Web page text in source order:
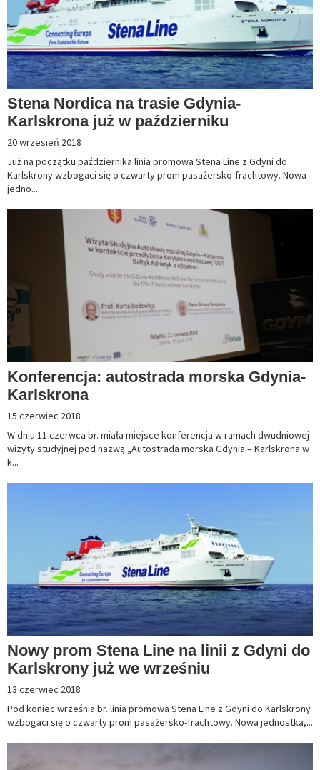
Stena Nordica na trasie Gdynia-
Karlskrona już w październiku
20 wrzesień 2018
Już na początku października linia promowa Stena Line z Gdyni do
Karlskrony wzbogaci się o czwarty prom pasażersko-frachtowy. Nowa
jedno...
Konferencja: autostrada morska Gdynia-
Karlskrona
15 czerwiec 2018
W dniu 11 czerwca br. miała miejsce konferencja w ramach dwudniowej
wizyty studyjnej pod nazwą „Autostrada morska Gdynia – Karlskrona w
k...
Nowy prom Stena Line na linii z Gdyni do
Karlskrony już we wrześniu
13 czerwiec 2018
Pod koniec września br. linia promowa Stena Line z Gdyni do Karlskrony
wzbogaci się o czwarty prom pasażersko-frachtowy. Nowa jednostka,...